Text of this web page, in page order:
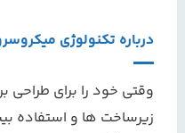
درباره تکنولوژي
وقتي خود را برای طراحی
زیرساخت ها و استفاده